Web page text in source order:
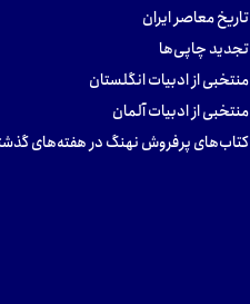
تاریخ معاصر ایران
تجدید چاپی‌ها
منتخبی از ادبیات انگلستان
منتخبی از ادبیات آلمان
کتاب‌های پرفروش نهنگ در هفته‌های